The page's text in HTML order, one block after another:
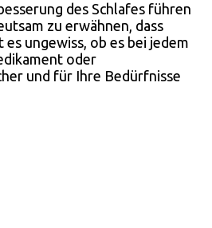
des Schlafes führen
zu erwähnen, dass
ungewiss, ob es bei jedem
oder
und für Ihre Bedürfnisse